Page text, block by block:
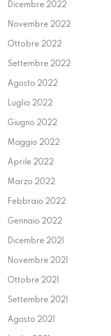
Dicembre 2022
Novembre 2022
Ottobre 2022
Settembre 2022
Agosto 2022
Luglio 2022
Giugno 2022
Maggio 2022
Aprile 2022
Marzo 2022
Febbraio 2022
Gennaio 2022
Dicembre 2021
Novembre 2021
Ottobre 2021
Settembre 2021
Agosto 2021